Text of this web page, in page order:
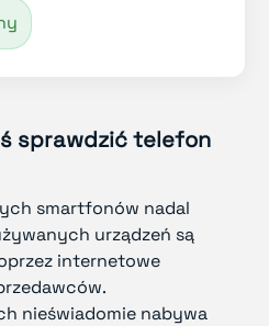
sprawdzić telefon
smartfonów nadal
urządzeń są
internetowe
nieświadomie nabywa